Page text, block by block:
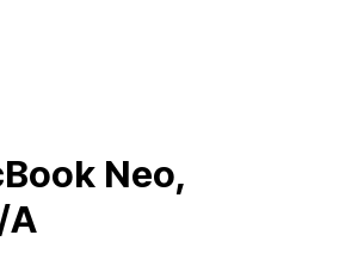
Neo,
A